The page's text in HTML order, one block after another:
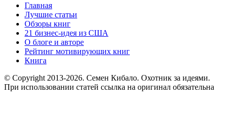
Главная
Лучшие статьи
Обзоры книг
21 бизнес-идея из США
О блоге и авторе
Рейтинг мотивирующих книг
Книга
© Copyright 2013-2026. Семен Кибало. Охотник за идеями.
При использовании статей ссылка на оригинал обязательна